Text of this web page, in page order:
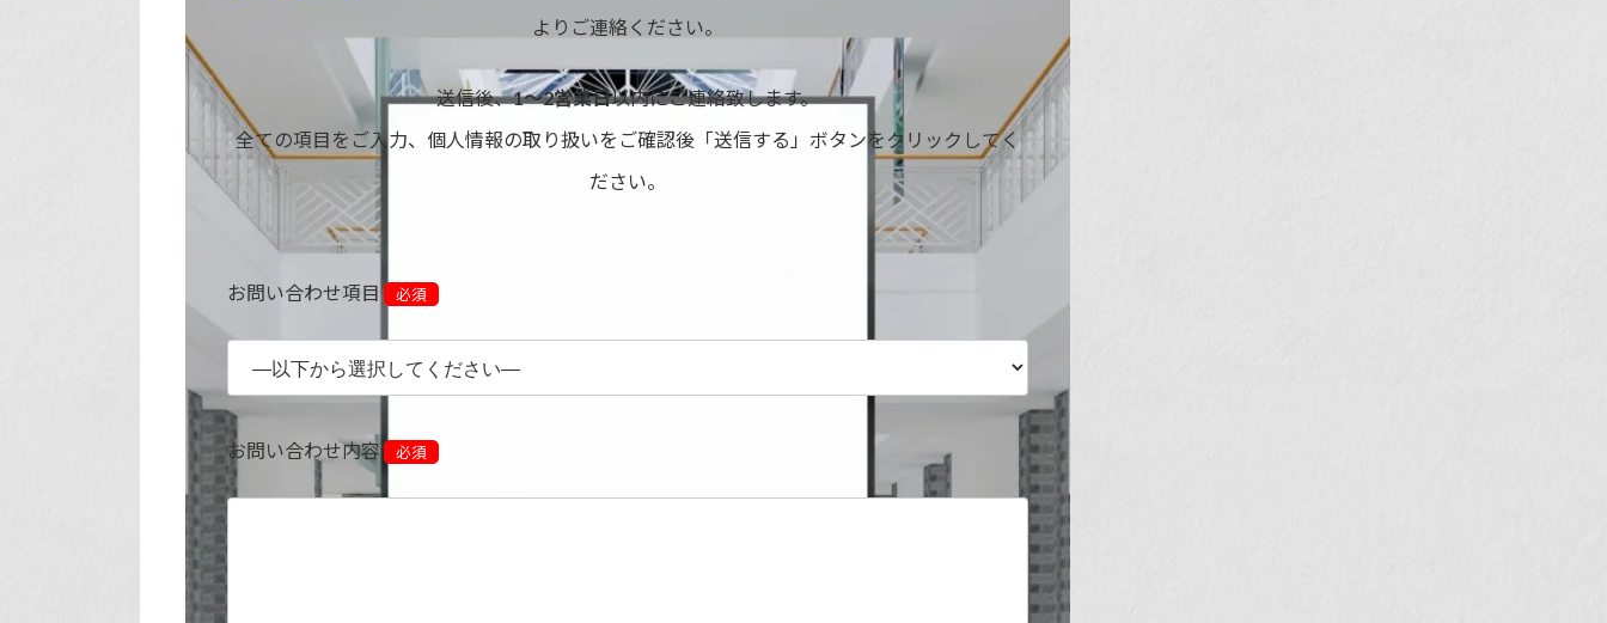
よりご連絡ください。
送信後、1〜2営業日以内にご連絡致します。
全ての項目をご入力、個人情報の取り扱いをご確認後「送信する」ボタンをクリックしてく
ださい。
お問い合わせ項目 必須
お問い合わせ内容 必須